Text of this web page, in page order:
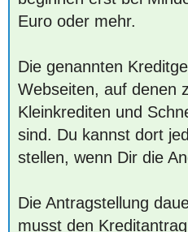
Euro oder mehr.
Die genannten
Webseiten, auf denen
Kleinkrediten und
sind. Du kannst dort
stellen, wenn Dir die
Die Antragstellung
musst den